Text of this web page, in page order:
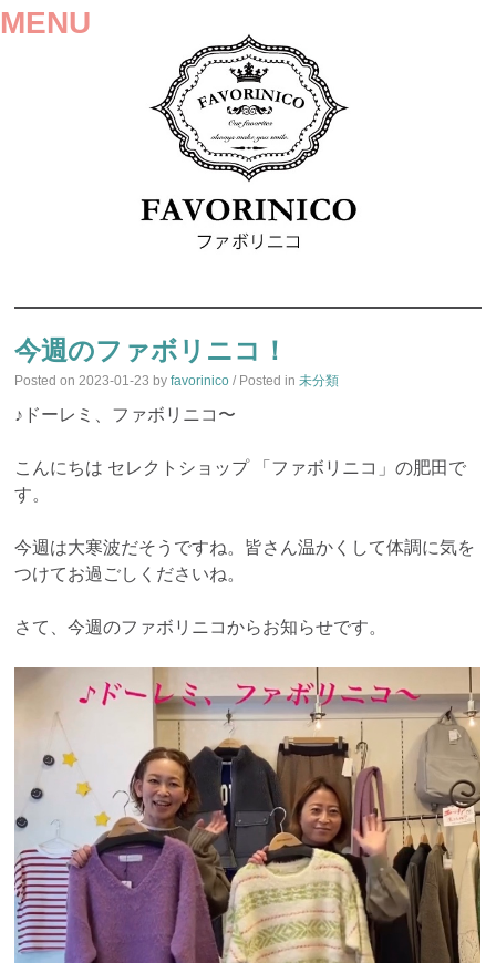
MENU
TO
CONTENT
今週のファボリニコ！
Posted on2023-01-23 byfavorinico / Posted in未分類
♪ドーレミ、ファボリニコ〜
こんにちは セレクトショップ 「ファボリニコ」の肥田で
す。
今週は大寒波だそうですね。皆さん温かくして体調に気を
つけてお過ごしくださいね。
さて、今週のファボリニコからお知らせです。